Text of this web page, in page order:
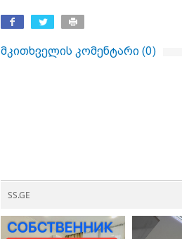
მკითხველის კომენტარი (0)
SS.GE